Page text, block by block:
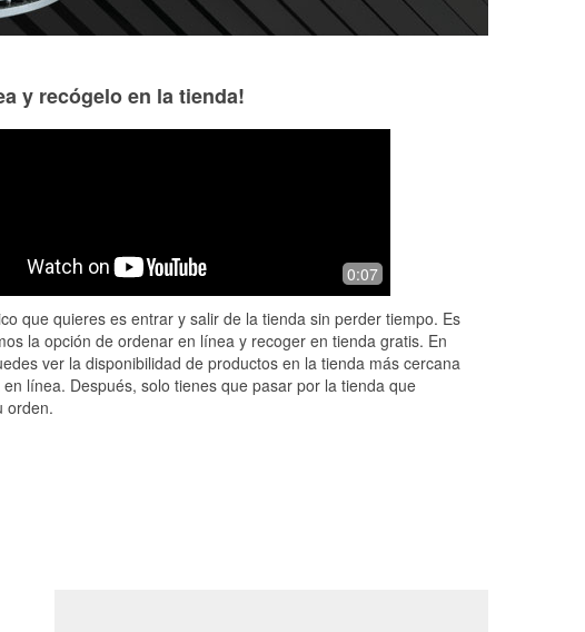
rear
the options
to install...
No Freon in my car
y recógelo en la tienda!
0:07
que quieres es entrar y salir de la tienda sin perder tiempo. Es
la opción de ordenar en línea y recoger en tienda gratis. En
ver la disponibilidad de productos en la tienda más cercana
línea. Después, solo tienes que pasar por la tienda que
orden.